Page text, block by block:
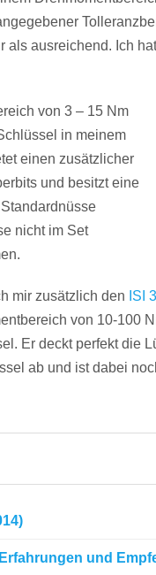
als ausreichend. Ich
von 3 – 15 Nm
in meinem
einen zusätzlicher
und besitzt eine
nicht im Set
mir zusätzlich den ISI
von 10-100
Er deckt perfekt die
ab und ist dabei
und